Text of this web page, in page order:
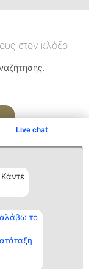
Live chat
το
στον κλάδο